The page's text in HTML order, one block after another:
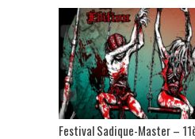
Festival Sadique-Master –